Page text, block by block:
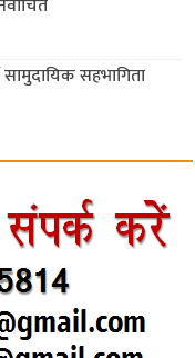
सहभागिता